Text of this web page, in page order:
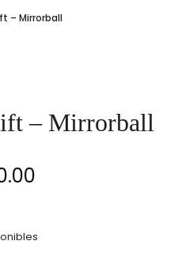
– Mirrorball
– Mirrorball